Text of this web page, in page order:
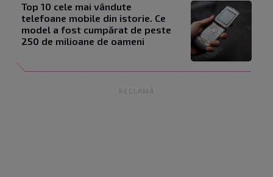
Top 10 cele mai vândute
telefoane mobile din istorie. Ce
model a fost cumpărat de peste
250 de milioane de oameni
RECLAMĂ